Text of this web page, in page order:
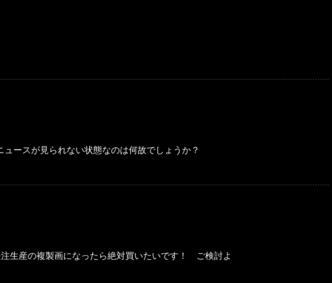
ースが見られない状態なのは何故でしょうか？
生産の複製画になったら絶対買いたいです！ ご検討よ